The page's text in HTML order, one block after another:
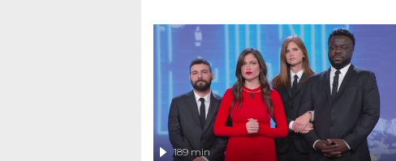
seriale responsabile di decine di attentati tra
gli anni '90 e il 2000 che, inquietantemente,
potrebbe essere ancora in libertà. Lo speciale
affronta inoltre le zone d'ombra sul Mostro di
Firenze, le cui responsabilità appaiono ancora
oggi avvolte in un groviglio di dubbi mai
chiariti. Nel corso dello speciale anche
l'intervista inedita a Olindo Romano, realizzata
ne...189 min